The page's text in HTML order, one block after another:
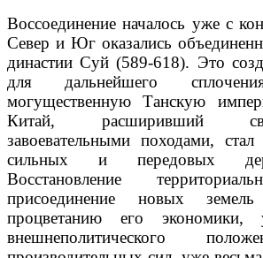
Воссоединение началось уже с
Север и Юг оказались
династии Суй (589-618). Это
для дальнейшего
могущественную Танскую
Китай, расширивший
завоевательными походами,
сильных и передовых
Восстановление
присоединение новых земель
процветанию его экономики,
внешнеполитического